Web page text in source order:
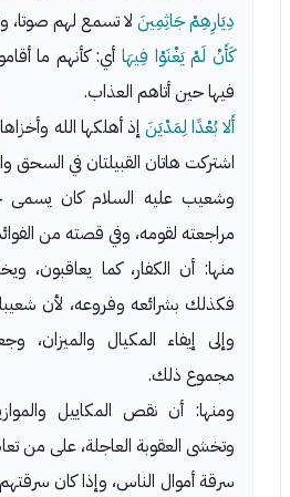
دِيَارِهِمْ جَاثِمِينَ لا تسمع لهم صوتا،
كَأَنْ لَمْ يَغْنَوْا فِيهَاأي: كأنهم ما
فيها حين أتاهم العذاب.
أَلا بُعْدًا لِمَدْيَنَ إذ أهلكها الله
اشتركت هاتان القبيلتان في السحق
وشعيب عليه السلام كان يسمى
مراجعته لقومه، وفي قصته من
منها: أن الكفار، كما يعاقبون،
فكذلك بشرائعه وفروعه، لأن
وإلى إيفاء المكيال والميزان،
مجموع ذلك.
ومنها: أن نقص المكاييل
وتخشى العقوبة العاجلة، على من
سرقة أموال الناس، وإذا كان سرقتهم